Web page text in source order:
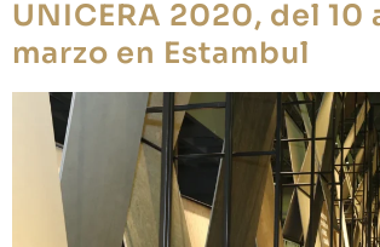
UNICERA 2020, del 10
marzo en Estambul